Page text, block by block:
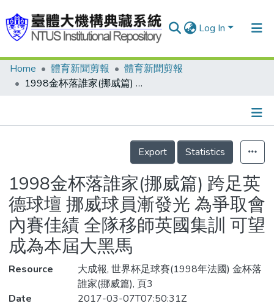
Log In
Communities & Collections
Statistics
Home 體育新聞剪報
體育新聞剪報
1998金杯落誰家(挪威篇) 跨足英德球壇 挪威球員漸發光 為爭取會內賽佳績 全隊移師英國集訓 可望成為本屆大黑馬
Details
Export
Statistics
1998金杯落誰家(挪威篇) 跨足英
德球壇 挪威球員漸發光 為爭取會
內賽佳績 全隊移師英國集訓 可望
成為本屆大黑馬
Resource
大成報, 世界杯足球賽(1998年法國) 金杯落
誰家(挪威篇), 頁3
Date
2017-03-07T07:50:31Z